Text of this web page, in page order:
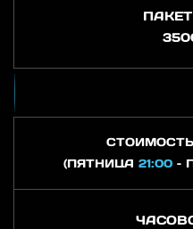
ПАКЕТ
(ПЯТНИЦА 21:00–